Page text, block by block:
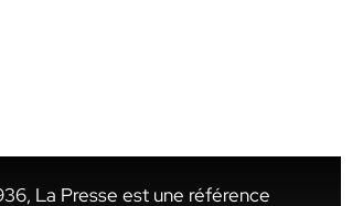
La Presse est une référence